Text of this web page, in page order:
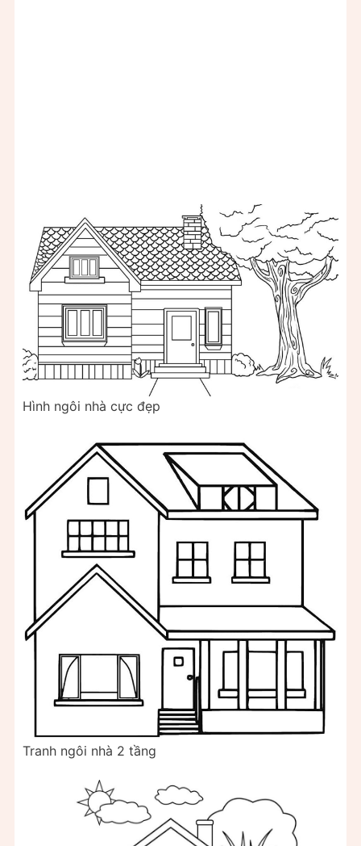
Hình ngôi nhà cực đẹp
Tranh ngôi nhà 2 tầng